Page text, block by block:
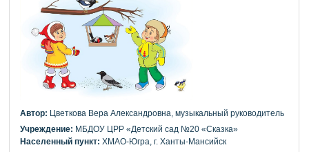
Автор: Цветкова Вера Александровна, музыкальный руководитель
Учреждение: МБДОУ ЦРР «Детский сад №20 «Сказка»
Населенный пункт:ХМАО-Югра, г. Ханты-Мансийск